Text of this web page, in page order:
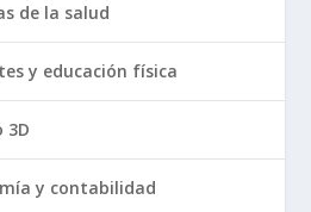
de la salud
y educación física
3D
y contabilidad